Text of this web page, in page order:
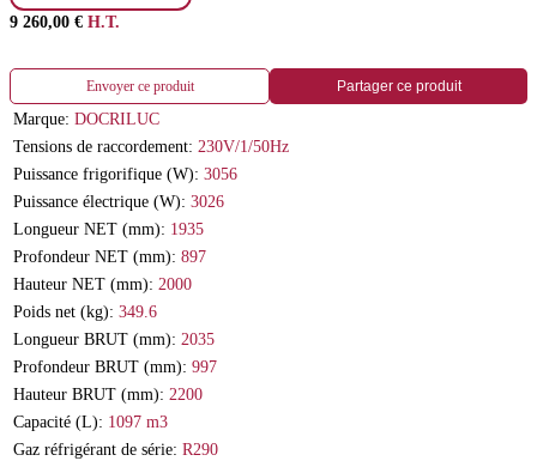
9 260,00 € H.T.
Envoyer ce produit Partager ce produit
Marque: DOCRILUC
Tensions de raccordement: 230V/1/50Hz
Puissance frigorifique (W): 3056
Puissance électrique (W): 3026
Longueur NET (mm): 1935
Profondeur NET (mm): 897
Hauteur NET (mm): 2000
Poids net (kg): 349.6
Longueur BRUT (mm): 2035
Profondeur BRUT (mm): 997
Hauteur BRUT (mm): 2200
Capacité (L): 1097 m3
Gaz réfrigérant de série: R290